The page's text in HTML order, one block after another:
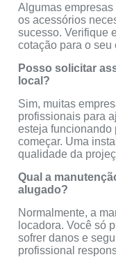
Algumas
os acessórios
sucesso. Verifique
cotação para o seu
Posso solicitar
local?
Sim, muitas
profissionais para
esteja funcionando
começar. Uma
qualidade da
Qual a
alugado?
Normalmente, a
locadora. Você só
sofrer danos e
profissional